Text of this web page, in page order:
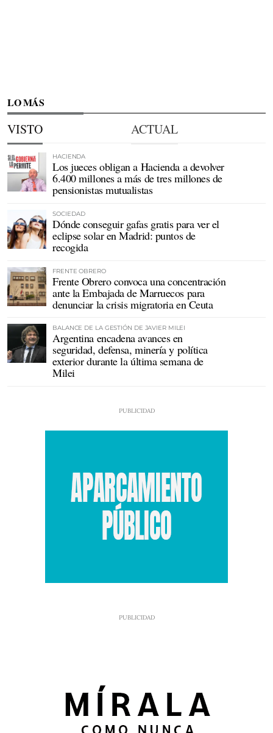
LO MÁS
VISTO ACTUAL
HACIENDA
Los jueces obligan a Hacienda a devolver
6.400 millones a más de tres millones de
pensionistas mutualistas
SOCIEDAD
Dónde conseguir gafas gratis para ver el
eclipse solar en Madrid: puntos de
recogida
FRENTE OBRERO
Frente Obrero convoca una concentración
ante la Embajada de Marruecos para
denunciar la crisis migratoria en Ceuta
BALANCE DE LA GESTIÓN DE JAVIER MILEI
Argentina encadena avances en
seguridad, defensa, minería y política
exterior durante la última semana de
Milei